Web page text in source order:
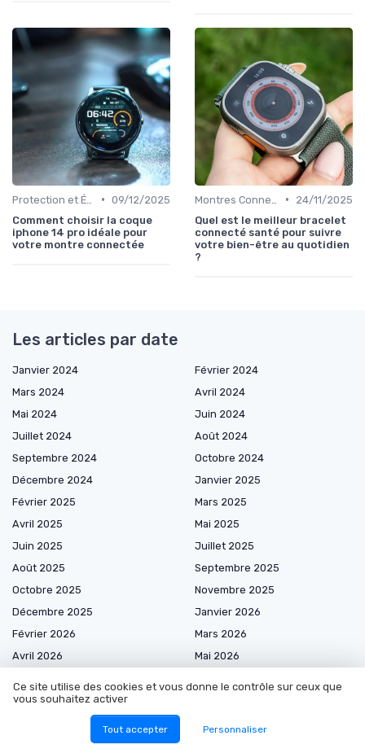
• 09/12/2025
Comment choisir la coque
iphone 14 pro idéale pour
votre montre connectée
•
24/11/2025
Quel est le meilleur bracelet
connecté santé pour suivre
votre bien-être au quotidien
?
Les articles par date
Janvier 2024
Février 2024
Mars 2024
Avril 2024
Mai 2024
Juin 2024
Juillet 2024
Août 2024
Septembre 2024
Octobre 2024
Décembre 2024
Janvier 2025
Février 2025
Mars 2025
Avril 2025
Mai 2025
Juin 2025
Juillet 2025
Août 2025
Septembre 2025
Octobre 2025
Novembre 2025
Décembre 2025
Janvier 2026
Février 2026
Mars 2026
Avril 2026
Mai 2026
Août 2026
Ce site utilise des cookies et vous donne le contrôle sur ceux que
vous souhaitez activer
Tout accepter Personnaliser